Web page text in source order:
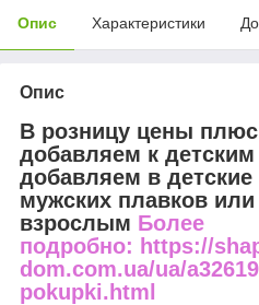
Опис Характеристики
Опис
В розницу цены плюс
добавляем к детским
добавляем в детские
мужских плавков или
взрослым Более
подробно: https://
dom.com.ua/ua/
pokupki.html